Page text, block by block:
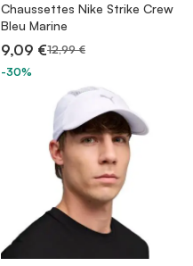
Chaussettes Nike Strike Crew
Bleu Marine
9,09 €12,99 €
-30%